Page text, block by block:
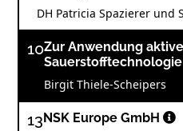
DH Patricia Spazierer und
10Zur Anwendung
Birgit Thiele-Scheipers
13 NSK Europe GmbH